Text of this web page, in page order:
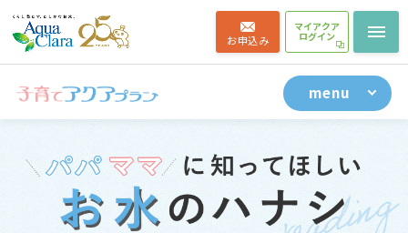
お申込み
マイアクア
ログイン
menu
料金について お客様の声